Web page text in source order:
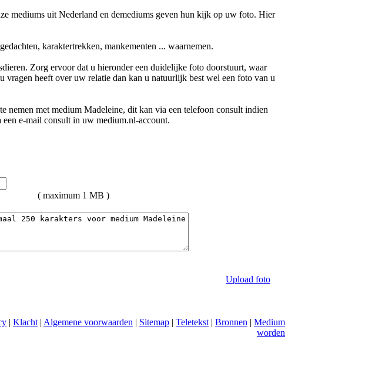
mediums uit Nederland en demediums geven hun kijk op uw foto. Hier
karaktertrekken, mankementen ... waarnemen.
Zorg ervoor dat u hieronder een duidelijke foto doorstuurt, waar
vragen heeft over uw relatie dan kan u natuurlijk best wel een foto van u
nemen met medium Madeleine, dit kan via een telefoon consult indien
e-mail consult in uw medium.nl-account.
( maximum 1 MB )
Upload foto
| Klacht | Algemene voorwaarden | Sitemap | Teletekst | Bronnen | Medium
worden